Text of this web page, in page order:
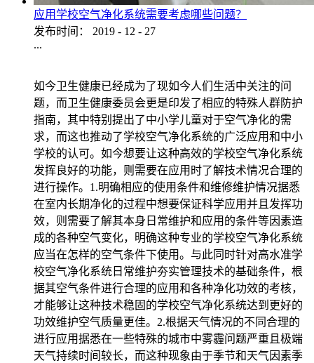
应用学校空气净化系统需要考虑哪些问题？
发布时间：
2019 - 12 - 27
...
如今卫生健康已经成为了现如今人们生活中关注的问
题，而卫生健康委员会更是印发了相应的特殊人群防护
指南，其中特别提出了中小学儿童对于空气净化的需
求，而这也推动了学校空气净化系统的广泛应用和中小
学校的认可。如今想要让这种高效的学校空气净化系统
发挥良好的功能，则需要在应用时了解技术情况合理的
进行操作。1.明确相应的使用条件和维修维护情况据悉
在室内长期净化的过程中想要保证科学应用并且发挥功
效，则需要了解其本身日常维护和应用的条件等因素造
成的各种空气变化，明确这种专业的学校空气净化系统
应当在怎样的空气条件下使用。与此同时针对高水准学
校空气净化系统日常维护夯实管理技术的基础条件，根
据其空气条件进行合理的应用和各种净化功效的考核，
才能够让这种技术稳固的学校空气净化系统达到更好的
功效维护空气质量更佳。2.根据天气情况的不同合理的
进行应用据悉在一些特殊的城市中雾霾问题严重且极端
天气持续时间较长，而这种现象由于季节和天气因素季